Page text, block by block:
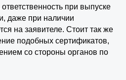
при выпуске
даже при наличии
на заявителе. Стоит так же
подобных сертификатов,
со стороны органов по